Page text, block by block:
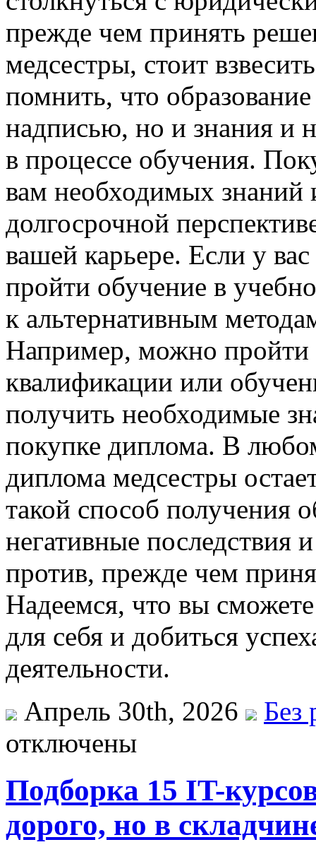
прежде чем принять
медсестры, стоит
помнить, что
надписью, но и знания и
в процессе обучения.
вам необходимых знаний
долгосрочной
вашей карьере. Если у
пройти обучение в
к альтернативным
Например, можно
квалификации или
получить необходимые
покупке диплома. В
диплома медсестры
такой способ получения
негативные последствия
против, прежде чем
Надеемся, что вы
для себя и добиться
деятельности.
Апрель 30th, 2026
Без
отключены
Подборка 15 IT-
дорого, но в